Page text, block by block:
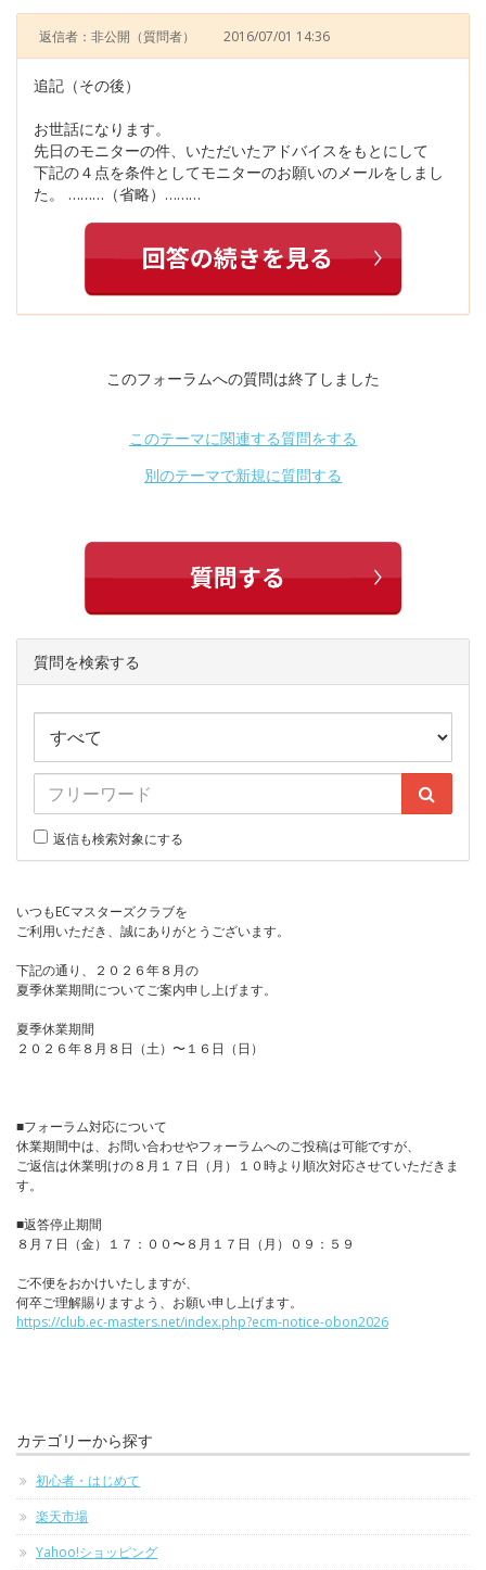
返信者：非公開 （質問者） 2016/07/01 14:36
追記（その後）
お世話になります。
先日のモニターの件、いただいたアドバイスをもとにして
下記の４点を条件としてモニターのお願いのメールをしまし
た。 ………（省略）………
このフォーラムへの質問は終了しました
このテーマに関連する質問をする
別のテーマで新規に質問する
質問を検索する
返信も検索対象にする
いつもECマスターズクラブを
ご利用いただき、誠にありがとうございます。
下記の通り、２０２６年８月の
夏季休業期間についてご案内申し上げます。
夏季休業期間
２０２６年８月８日（土）〜１６日（日）
■フォーラム対応について
休業期間中は、お問い合わせやフォーラムへのご投稿は可能ですが、
ご返信は休業明けの８月１７日（月）１０時より順次対応させていただきま
す。
■返答停止期間
８月７日（金）１７：００〜８月１７日（月）０９：５９
ご不便をおかけいたしますが、
何卒ご理解賜りますよう、お願い申し上げます。
https://club.ec-masters.net/index.php?ecm-notice-obon2026
カテゴリーから探す
初心者・はじめて
楽天市場
Yahoo!ショッピング